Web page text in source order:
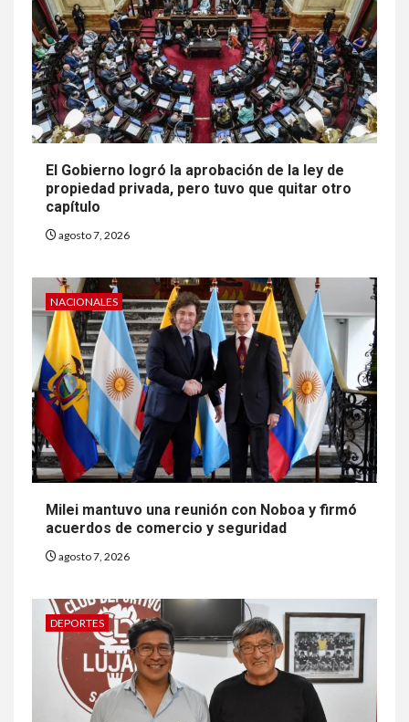
El Gobierno logró la aprobación de la ley de
propiedad privada, pero tuvo que quitar otro
capítulo
agosto 7, 2026
NACIONALES
Milei mantuvo una reunión con Noboa y firmó
acuerdos de comercio y seguridad
agosto 7, 2026
DEPORTES